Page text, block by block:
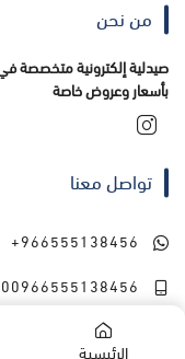
الرئيسية
من نحن
صيدلية إلكترونية متخصصة في
بأسعار وعروض خاصة
تواصل معنا
+966555138456
00966555138456